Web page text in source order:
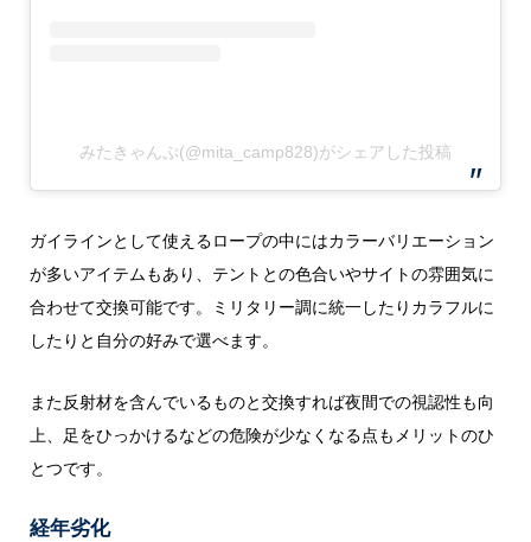
みたきゃんぷ(@mita_camp828)がシェアした投稿
ガイラインとして使えるロープの中にはカラーバリエーション
が多いアイテムもあり、テントとの色合いやサイトの雰囲気に
合わせて交換可能です。ミリタリー調に統一したりカラフルに
したりと自分の好みで選べます。
また反射材を含んでいるものと交換すれば夜間での視認性も向
上、足をひっかけるなどの危険が少なくなる点もメリットのひ
とつです。
経年劣化